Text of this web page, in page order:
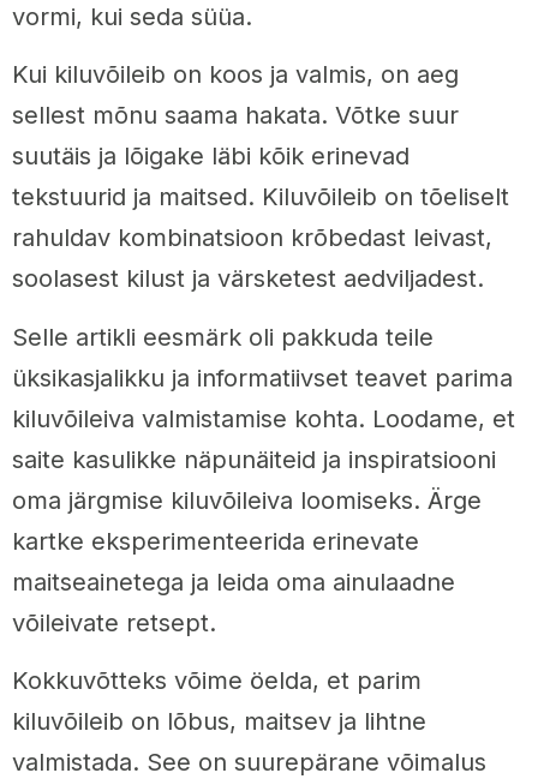
vormi, kui seda süüa.
Kui kiluvõileib on koos ja valmis, on aeg
sellest mõnu saama hakata. Võtke suur
suutäis ja lõigake läbi kõik erinevad
tekstuurid ja maitsed. Kiluvõileib on tõeliselt
rahuldav kombinatsioon krõbedast leivast,
soolasest kilust ja värsketest aedviljadest.
Selle artikli eesmärk oli pakkuda teile
üksikasjalikku ja informatiivset teavet parima
kiluvõileiva valmistamise kohta. Loodame, et
saite kasulikke näpunäiteid ja inspiratsiooni
oma järgmise kiluvõileiva loomiseks. Ärge
kartke eksperimenteerida erinevate
maitseainetega ja leida oma ainulaadne
võileivate retsept.
Kokkuvõtteks võime öelda, et parim
kiluvõileib on lõbus, maitsev ja lihtne
valmistada. See on suurepärane võimalus